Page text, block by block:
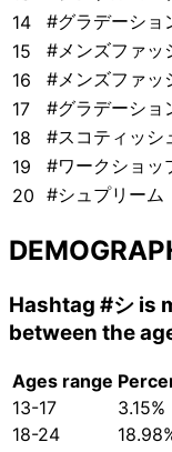
14
#グラデーショ
15
#メンズファッ
16
#メンズファッ
17
#グラデーショ
18
#スコティッシ
19
#ワークショッ
20 #シュプリーム
Hashtag #シ is
between the
Ages range
13-17
3.15%
18-24